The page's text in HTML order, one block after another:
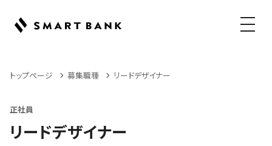
メニュ
トップページ 募集職種 リードデザイナー
正社員
リードデザイナー